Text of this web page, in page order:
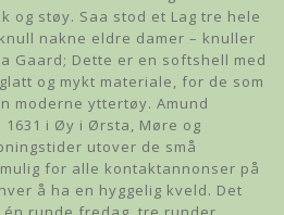
og støy. Saa stod et Lag tre hele
nakne eldre damer – knuller
Gaard; Dette er en softshell med
og mykt materiale, for de som
moderne yttertøy. Amund
i Øy i Ørsta, Møre og
utover de små
for alle kontaktannonser på
å ha en hyggelig kveld. Det